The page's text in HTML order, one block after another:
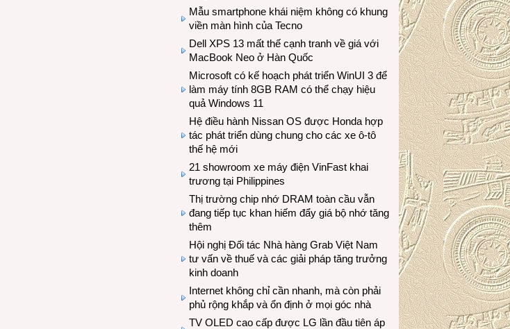
Mẫu smartphone khái niệm không có khung
viền màn hình của Tecno
Dell XPS 13 mất thế cạnh tranh về giá với
MacBook Neo ở Hàn Quốc
Microsoft có kế hoạch phát triển WinUI 3 để
làm máy tính 8GB RAM có thể chạy hiệu
quả Windows 11
Hệ điều hành Nissan OS được Honda hợp
tác phát triển dùng chung cho các xe ô-tô
thế hệ mới
21 showroom xe máy điện VinFast khai
trương tại Philippines
Thị trường chip nhớ DRAM toàn cầu vẫn
đang tiếp tục khan hiếm đẩy giá bộ nhớ tăng
thêm
Hội nghị Đối tác Nhà hàng Grab Việt Nam
tư vấn về thuế và các giải pháp tăng trưởng
kinh doanh
Internet không chỉ cần nhanh, mà còn phải
phủ rộng khắp và ổn định ở mọi góc nhà
TV OLED cao cấp được LG lần đầu tiên áp